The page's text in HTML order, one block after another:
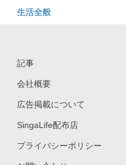
生活全般
記事
会社概要
広告掲載について
SingaLife配布店
プライバシーポリシー